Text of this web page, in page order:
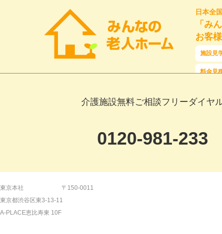
日本全
「み
お客
施設見
料金見
介護施設無料ご相談フリーダイヤ
0120-981-233
東京本社
〒150-0011
東京都渋谷区東3-13-11
A-PLACE恵比寿東 10F